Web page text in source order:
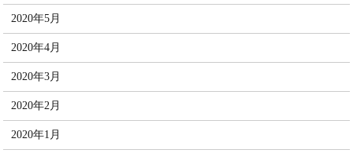
2020年5月
2020年4月
2020年3月
2020年2月
2020年1月